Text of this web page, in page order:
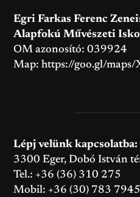
Egri Farkas Ferenc
Alapfokú Művészeti
OM azonosító: 039924
Map:https://goo.gl/
Lépj velünk kapcsolatba:
3300 Eger, Dobó István
Tel.: +36 (36) 310 275
Mobil: +36 (30) 783 7945